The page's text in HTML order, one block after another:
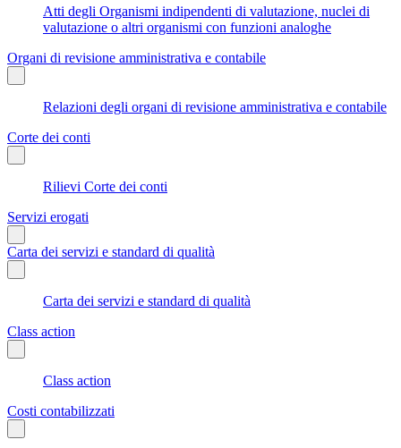
Atti degli Organismi indipendenti di valutazione, nuclei di
valutazione o altri organismi con funzioni analoghe
Organi di revisione amministrativa e contabile
Relazioni degli organi di revisione amministrativa e contabile
Corte dei conti
Rilievi Corte dei conti
Servizi erogati
Carta dei servizi e standard di qualità
Carta dei servizi e standard di qualità
Class action
Class action
Costi contabilizzati